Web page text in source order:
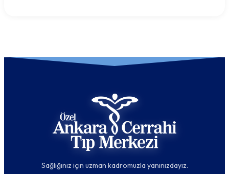
Sağlığınız için uzman kadromuzla yanınızdayız.